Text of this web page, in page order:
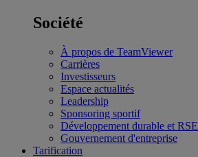
Société
À propos de TeamViewer
Carrières
Investisseurs
Espace actualités
Leadership
Sponsoring sportif
Développement durable et RSE
Gouvernement d'entreprise
Tarification